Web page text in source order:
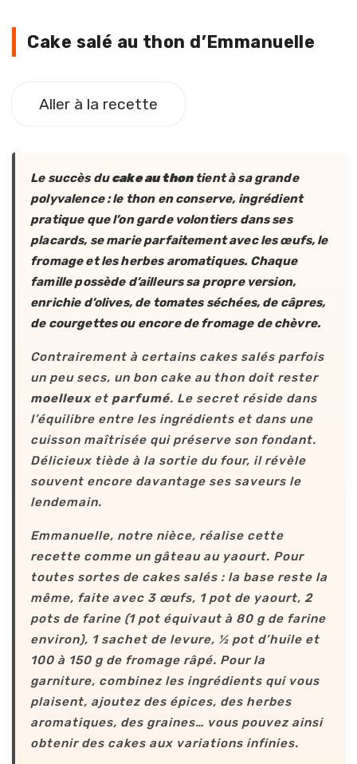
Cake salé au thon d’Emmanuelle
Aller à la recette
Le succès ducake au thontient à sa grande
polyvalence : le thon en conserve, ingrédient
pratique que l’on garde volontiers dans ses
placards, se marie parfaitement avec les œufs, le
fromage et les herbes aromatiques. Chaque
famille possède d’ailleurs sa propre version,
enrichie d’olives, de tomates séchées, de câpres,
de courgettes ou encore de fromage de chèvre.
Contrairement à certains cakes salés parfois
un peu secs, un bon cake au thon doit rester
moelleuxet parfumé. Le secret réside dans
l’équilibre entre les ingrédients et dans une
cuisson maîtrisée qui préserve son fondant.
Délicieux tiède à la sortie du four, il révèle
souvent encore davantage ses saveurs le
lendemain.
Emmanuelle, notre nièce, réalise cette
recette comme un gâteau au yaourt. Pour
toutes sortes de cakes salés : la base reste la
même, faite avec 3 œufs, 1 pot de yaourt, 2
pots de farine (1 pot équivaut à 80 g de farine
environ), 1 sachet de levure, ½ pot d’huile et
100 à 150 g de fromage râpé. Pour la
garniture, combinez les ingrédients qui vous
plaisent, ajoutez des épices, des herbes
aromatiques, des graines… vous pouvez ainsi
obtenir des cakes aux variations infinies.